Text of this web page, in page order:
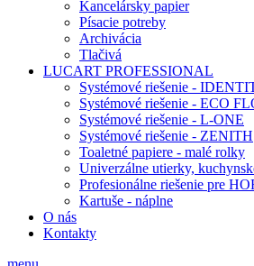
Kancelársky papier
Písacie potreby
Archivácia
Tlačivá
LUCART PROFESSIONAL
Systémové riešenie -
Systémové riešenie - ECO
Systémové riešenie - L-ONE
Systémové riešenie - ZENITH
Toaletné papiere - malé rolky
Univerzálne utierky,
Profesionálne riešenie pre
Kartuše - náplne
O nás
Kontakty